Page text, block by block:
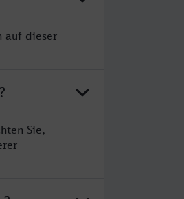
auf dieser
Sie,